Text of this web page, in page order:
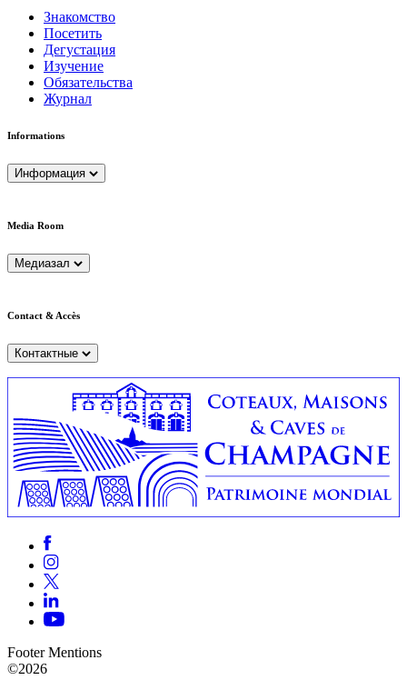
Знакомство
Посетить
Дегустация
Изучение
Обязательства
Журнал
Informations
Информация
Media Room
Медиазал
Contact & Accès
Контактные
Footer Mentions
©2026